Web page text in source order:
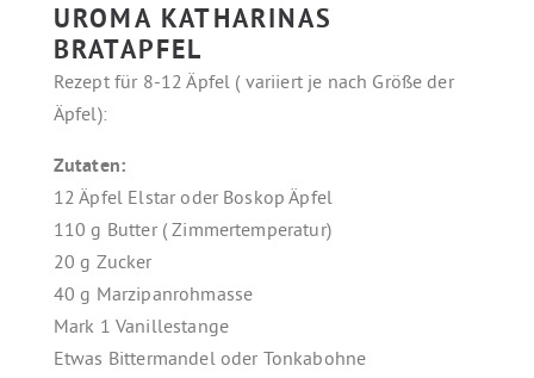
UROMA KATHARINAS
BRATAPFEL
Rezept für 8-12 Äpfel ( variiert je nach Größe der
Äpfel):
Zutaten:
12 Äpfel Elstar oder Boskop Äpfel
110 g Butter ( Zimmertemperatur)
20 g Zucker
40 g Marzipanrohmasse
Mark 1 Vanillestange
Etwas Bittermandel oder Tonkabohne